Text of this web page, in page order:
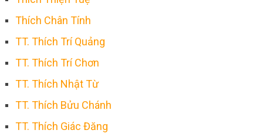
Thích Chân Tính
TT. Thích Trí Quảng
TT. Thích Trí Chơn
TT. Thích Nhật Từ
TT. Thích Bửu Chánh
TT. Thích Giác Đăng